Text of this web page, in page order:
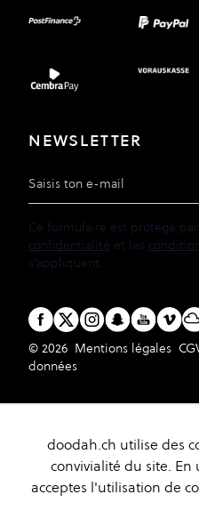
NEWSLETTER
Adresse e-mail
Ce formulaire est protégé par
confidentialité et les
s'appliquent.
© 2026 Mentions légales
données
doodah.ch utilise des
convivialité du site. En
acceptes l'utilisation de